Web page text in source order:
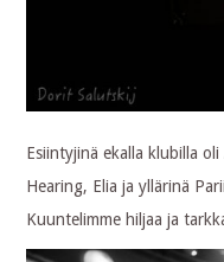
Esiintyjinä ekalla klubilla
Hearing, Elia ja yllärinä
Kuuntelimme hiljaa ja